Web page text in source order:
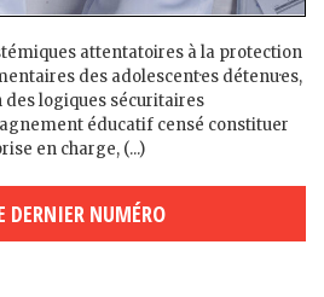
attentatoires à la protection
des adolescent·es détenu·es,
logiques sécuritaires
éducatif censé constituer
en charge, (...)
DERNIER NUMÉRO